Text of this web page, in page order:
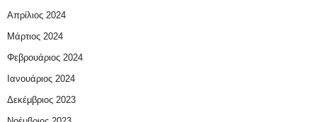
Απρίλιος 2024
Μάρτιος 2024
Φεβρουάριος 2024
Ιανουάριος 2024
Δεκέμβριος 2023